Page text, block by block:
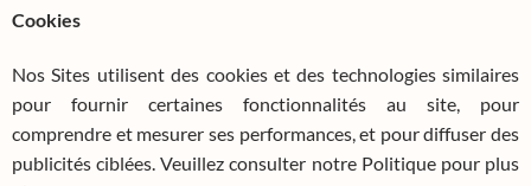
Cookies
Nos Sites utilisent des cookies et des technologies similaires
pour fournir certaines fonctionnalités au site, pour
comprendre et mesurer ses performances, et pour diffuser des
publicités ciblées. Veuillez consulter notre Politique pour plus